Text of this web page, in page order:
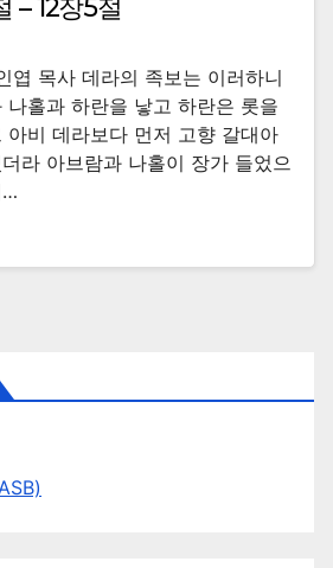
– 12장5절
엽 목사 데라의 족보는 이러하니
나홀과 하란을 낳고 하란은 롯을
아비 데라보다 먼저 고향 갈대아
라 아브람과 나홀이 장가 들었으
…